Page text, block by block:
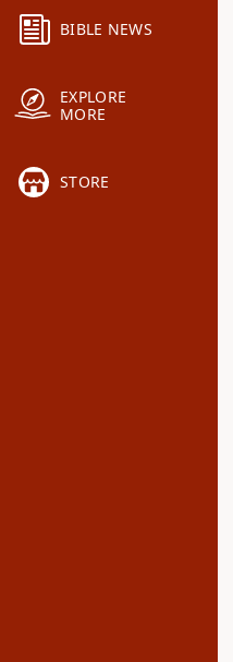
BIBLE NEWS
EXPLORE
MORE
STORE